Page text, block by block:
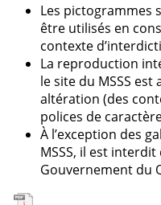
Les pictogrammes
être utilisés en
contexte
La reproduction
le site du MSSS
altération (des
polices de
À l’exception des
MSSS, il est
Gouvernement du